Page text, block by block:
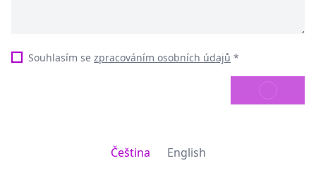
Souhlasím se zpracováním osobních údajů *
Čeština English